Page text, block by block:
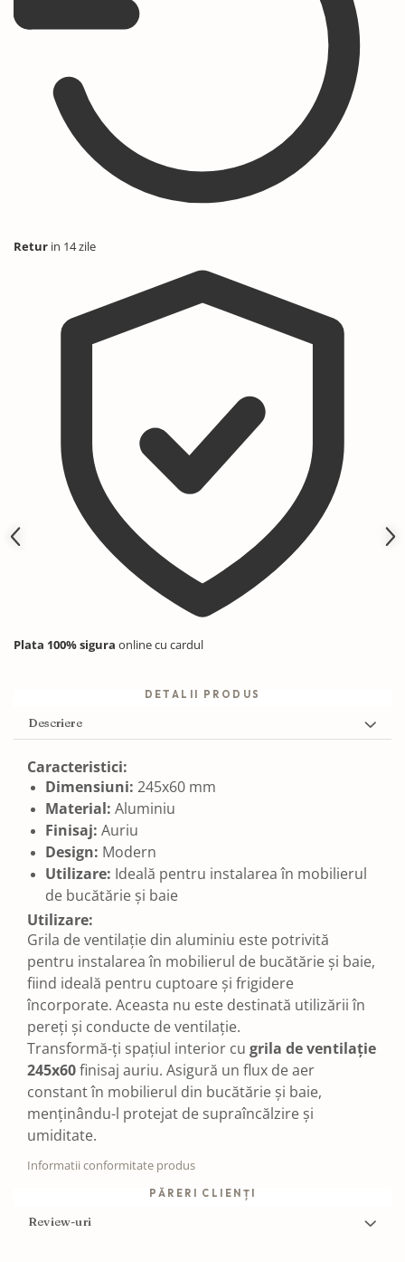
Retur in 14 zile
Plata 100% sigura online cu cardul
DETALII PRODUS
Descriere
Caracteristici:
Dimensiuni: 245x60 mm
Material: Aluminiu
Finisaj: Auriu
Design: Modern
Utilizare: Ideală pentru instalarea în mobilierul
de bucătărie și baie
Utilizare:
Grila de ventilație din aluminiu este potrivită
pentru instalarea în mobilierul de bucătărie și baie,
fiind ideală pentru cuptoare și frigidere
încorporate. Aceasta nu este destinată utilizării în
pereți și conducte de ventilație.
Transformă-ți spațiul interior cu grila de ventilație
245x60finisaj auriu. Asigură un flux de aer
constant în mobilierul din bucătărie și baie,
menținându-l protejat de supraîncălzire și
umiditate.
Informatii conformitate produs
PĂRERI CLIENȚI
Review-uri